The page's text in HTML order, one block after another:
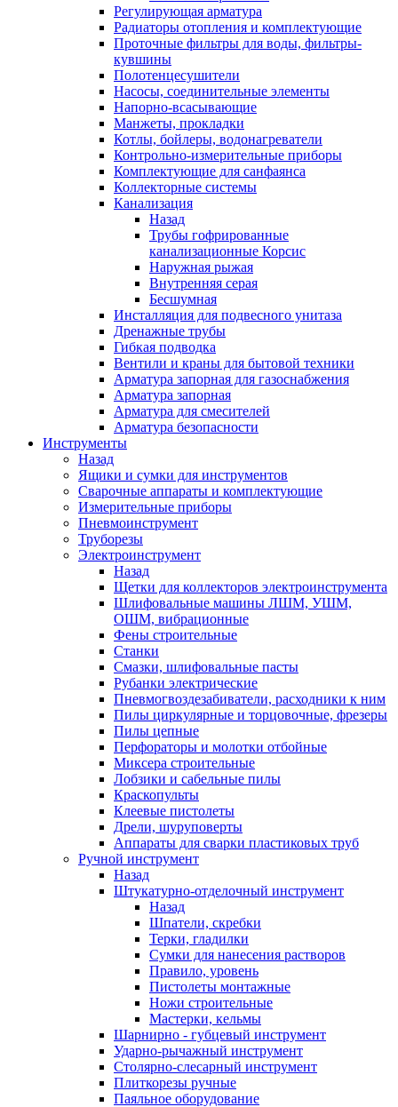
Регулирующая арматура
Радиаторы отопления и комплектующие
Проточные фильтры для воды, фильтры-
кувшины
Полотенцесушители
Насосы, соединительные элементы
Напорно-всасывающие
Манжеты, прокладки
Котлы, бойлеры, водонагреватели
Контрольно-измерительные приборы
Комплектующие для санфаянса
Коллекторные системы
Канализация
Назад
Трубы гофрированные
канализационные Корсис
Наружная рыжая
Внутренняя серая
Бесшумная
Инсталляция для подвесного унитаза
Дренажные трубы
Гибкая подводка
Вентили и краны для бытовой техники
Арматура запорная для газоснабжения
Арматура запорная
Арматура для смесителей
Арматура безопасности
Инструменты
Назад
Ящики и сумки для инструментов
Сварочные аппараты и комплектующие
Измерительные приборы
Пневмоинструмент
Труборезы
Электроинструмент
Назад
Щетки для коллекторов электроинструмента
Шлифовальные машины ЛШМ, УШМ,
ОШМ, вибрационные
Фены строительные
Станки
Смазки, шлифовальные пасты
Рубанки электрические
Пневмогвоздезабиватели, расходники к ним
Пилы циркулярные и торцовочные, фрезеры
Пилы цепные
Перфораторы и молотки отбойные
Миксера строительные
Лобзики и сабельные пилы
Краскопульты
Клеевые пистолеты
Дрели, шуруповерты
Аппараты для сварки пластиковых труб
Ручной инструмент
Назад
Штукатурно-отделочный инструмент
Назад
Шпатели, скребки
Терки, гладилки
Сумки для нанесения растворов
Правило, уровень
Пистолеты монтажные
Ножи строительные
Мастерки, кельмы
Шарнирно - губцевый инструмент
Ударно-рычажный инструмент
Столярно-слесарный инструмент
Плиткорезы ручные
Паяльное оборудование